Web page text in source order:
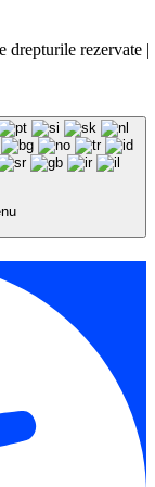
drepturile rezervate |